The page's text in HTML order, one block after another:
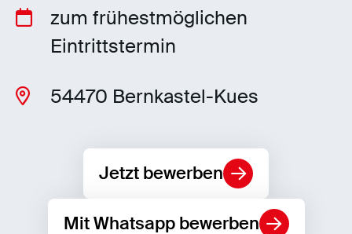
zum frühestmöglichen
Eintrittstermin
54470 Bernkastel-Kues
Jetzt bewerben
Mit Whatsapp bewerben
Statistiken
anonym. Diese Informationen helfen uns zu
Matomo